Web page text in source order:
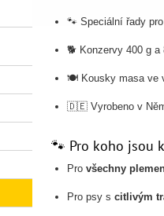
🐾 Speciální řady
🐕 Konzervy 400 g
🍽 Kousky masa ve
🇩🇪 Vyrobeno v
🐾 Pro koho jsou
Pro všechny
Pro psy s citlivým